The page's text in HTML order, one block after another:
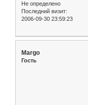
Не определено
Последний визит:
2006-09-30 23:59:23
Margo
Гость